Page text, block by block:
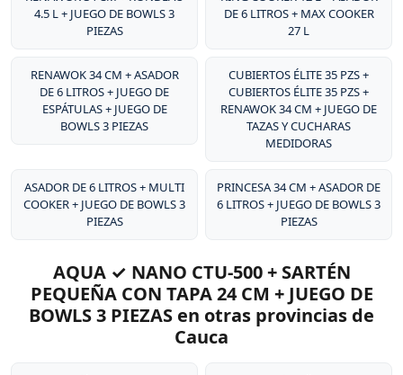
4.5 L + JUEGO DE BOWLS 3
PIEZAS
DE 6 LITROS + MAX COOKER
27 L
RENAWOK 34 CM + ASADOR
DE 6 LITROS + JUEGO DE
ESPÁTULAS + JUEGO DE
BOWLS 3 PIEZAS
CUBIERTOS ÉLITE 35 PZS +
CUBIERTOS ÉLITE 35 PZS +
RENAWOK 34 CM + JUEGO DE
TAZAS Y CUCHARAS
MEDIDORAS
ASADOR DE 6 LITROS + MULTI
COOKER + JUEGO DE BOWLS 3
PIEZAS
PRINCESA 34 CM + ASADOR DE
6 LITROS + JUEGO DE BOWLS 3
PIEZAS
AQUA ✓ NANO CTU-500 + SARTÉN
PEQUEÑA CON TAPA 24 CM + JUEGO DE
BOWLS 3 PIEZAS en otras provincias de
Cauca